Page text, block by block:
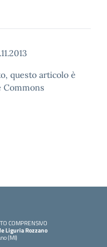
questo articolo è
Commons
COMPRENSIVO
Liguria Rozzano
(MI)